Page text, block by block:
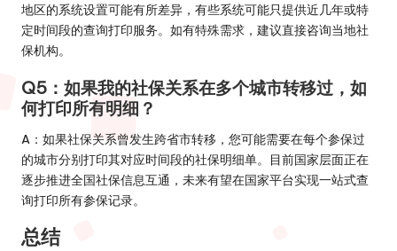
地区的系统设置可能有所差异，有些系统可能只提供近几年或特
定时间段的查询打印服务。如有特殊需求，建议直接咨询当地社
保机构。
Q5：如果我的社保关系在多个城市转移过，如
何打印所有明细？
A：如果社保关系曾发生跨省市转移，您可能需要在每个参保过
的城市分别打印其对应时间段的社保明细单。目前国家层面正在
逐步推进全国社保信息互通，未来有望在国家平台实现一站式查
询打印所有参保记录。
总结